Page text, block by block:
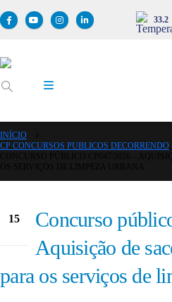
33.2
INÍCIO
CP CONCURSOS PUBLICOS DECORRENDO
15
Concurso
Aquisição de
para os serviços de